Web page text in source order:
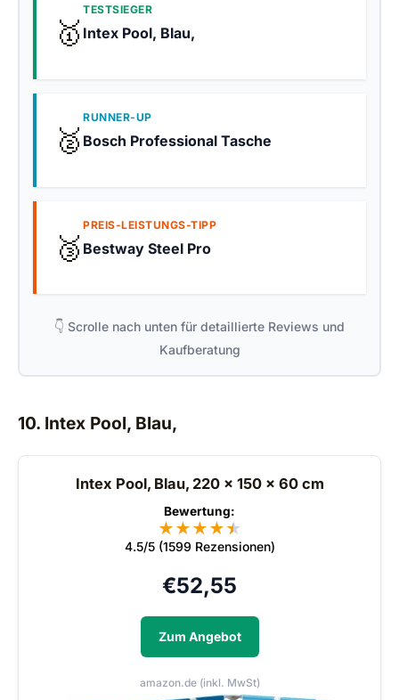
🥇
TESTSIEGER
Intex Pool, Blau,
🥈
RUNNER-UP
Bosch Professional Tasche
🥉
PREIS-LEISTUNGS-TIPP
Bestway Steel Pro
👇 Scrolle nach unten für detaillierte Reviews und
Kaufberatung
10. Intex Pool, Blau,
Intex Pool, Blau, 220 x 150 x 60 cm
Bewertung:
★★★★★
★
4.5/5 (1599 Rezensionen)
€52,55
Zum Angebot
amazon.de (inkl. MwSt)